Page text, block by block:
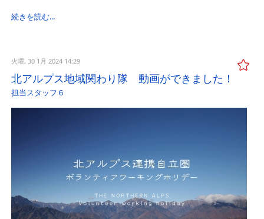
続きを読む...
火曜, 30 1月 2024 14:29
北アルプス地域関わり隊 動画ができました！
担当スタッフ６